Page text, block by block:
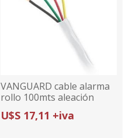
VANGUARD cable alarma
rollo 100mts aleación
(30% cobre y 70%
aluminio), 2 pares 0,5mm
U$S 17,11 +iva